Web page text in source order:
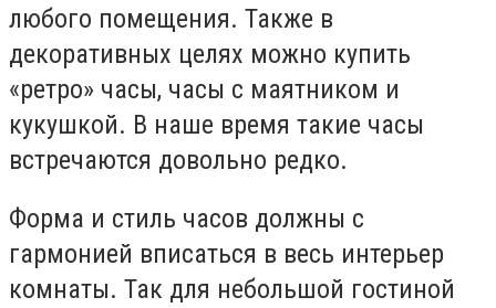
любого помещения. Также в
декоративных целях можно купить
«ретро» часы, часы с маятником и
кукушкой. В наше время такие часы
встречаются довольно редко.
Форма и стиль часов должны с
гармонией вписаться в весь интерьер
комнаты. Так для небольшой гостиной